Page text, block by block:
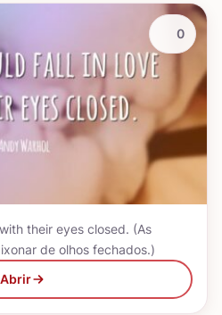
their eyes closed. (As
de olhos fechados.)
Abrir
0